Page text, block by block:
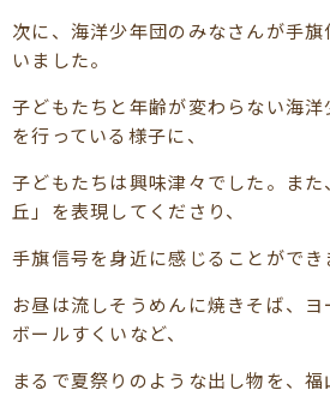
次に、海洋少年団のみなさんが手
いました。
子どもたちと年齢が変わらない海
を行っている様子に、
子どもたちは興味津々でした。ま
丘」を表現してくださり、
手旗信号を身近に感じることができ
お昼は流しそうめんに焼きそば、
ボールすくいなど、
まるで夏祭りのような出し物を、